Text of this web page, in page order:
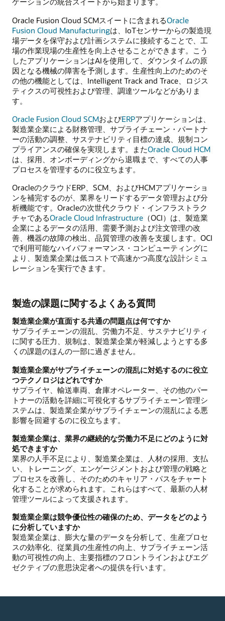
Oracle Fusion Cloud SCMスイートに含まれるOracle
Fusion Cloud Manufacturingは、IoTセンサーからの製造現
場データを保守および計画システムに接続することで、工
場の作業現場の生産性を向上させることができます。こう
したアプリケーションはAIを使用して、ダウンタイムの原
因となる機械の障害を予測します。生産性向上のためのそ
の他の機能としては、Intelligent Track and Trace、ロジス
ティクスの可視性および管理、調達ツールなどがありま
す。
Oracle Fusion Cloud SCMおよびERPアプリケーションは、
製造業企業による財務管理、サプライチェーン・パートナ
ーの活動の調整、サステナビリティ目標の達成、規制コン
プライアンスの確保を実現します。またOracle Cloud HCM
は、採用、オンボーディングから退職まで、すべての人事
プロセスを管理するのに役立ちます。
OracleのクラウドERP、SCM、およびHCMアプリケーショ
ンを補完するのが、業界をリードするデータ管理および分
析機能です。Oracleの次世代クラウド・インフラストラク
チャであるOracle Cloud Infrastructure （OCI）は、製造業
企業によるデータの活用、需要予測および注文管理の改
善、機器の故障の検出、品質管理の改善を支援します。OCI
で利用可能なハイパフォーマンス・コンピューティングに
より、製造業企業は低コストで高速かつ高度な設計シミュ
レーションを実行できます。
製造の課題に関するよくある質問
製造業企業が直面する共通の問題点は何ですか
サプライチェーンの混乱、労働力不足、サステナビリティ
に関する圧力、規制は、製造業企業が軽減しようとする多
くの課題のほんの一部に過ぎません。
製造業企業がサプライチェーンの混乱に対処するのに役立
つテクノロジはどれですか
サプライヤ、輸送車両、倉庫オペレーター、その他のパー
トナーの活動を詳細に可視化するサプライチェーン管理シ
ステムは、製造業企業がサプライチェーンの混乱による悪
影響を回避するのに役立ちます。
製造業企業は、業界の継続的な労働力不足にどのように対
処できますか
業界の人手不足により、製造業企業は、人材の採用、支払
い、トレーニング、エンゲージメントおよび管理の戦略と
プロセスを改善し、そのためのキャリア・パスをチャート
化することが求められます。これらはすべて、最新の人材
管理ツールによって支援されます。
製造業企業は競争優位性の確保のため、データをどのよう
に分析していますか
製造業企業は、膨大な量のデータを分析して、生産プロセ
スの効率化、従業員の生産性の向上、サプライチェーン活
動の可視性の向上、主要指標のフロントラインおよびエグ
ゼクティブの意思決定者への提供を行います。